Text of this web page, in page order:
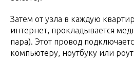
Затем от узла в каждую
интернет, прокладывается
пара). Этот провод
компьютеру, ноутбуку или